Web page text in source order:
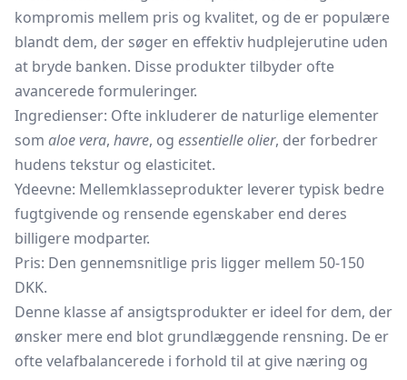
kompromis mellem pris og kvalitet, og de er populære
blandt dem, der søger en effektiv hudplejerutine uden
at bryde banken. Disse produkter tilbyder ofte
avancerede formuleringer.
Ingredienser: Ofte inkluderer de naturlige elementer
som aloe vera, havre, og essentielle olier, der forbedrer
hudens tekstur og elasticitet.
Ydeevne: Mellemklasseprodukter leverer typisk bedre
fugtgivende og rensende egenskaber end deres
billigere modparter.
Pris: Den gennemsnitlige pris ligger mellem 50-150
DKK.
Denne klasse af ansigtsprodukter er ideel for dem, der
ønsker mere end blot grundlæggende rensning. De er
ofte velafbalancerede i forhold til at give næring og